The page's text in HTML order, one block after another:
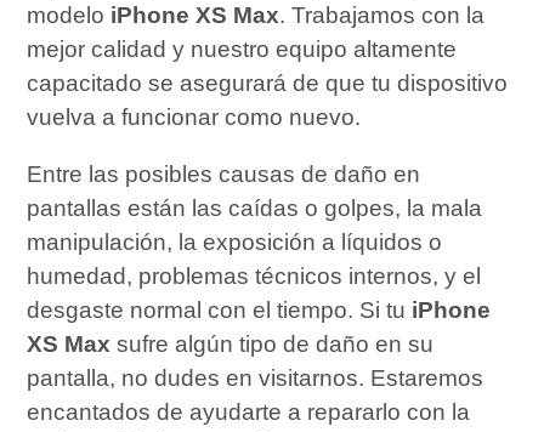
modelo iPhone XS Max. Trabajamos con la
mejor calidad y nuestro equipo altamente
capacitado se asegurará de que tu dispositivo
vuelva a funcionar como nuevo.
Entre las posibles causas de daño en
pantallas están las caídas o golpes, la mala
manipulación, la exposición a líquidos o
humedad, problemas técnicos internos, y el
desgaste normal con el tiempo. Si tu iPhone
XS Max sufre algún tipo de daño en su
pantalla, no dudes en visitarnos. Estaremos
encantados de ayudarte a repararlo con la